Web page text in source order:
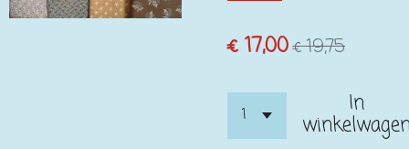
€ 17,00€ 19,75
In